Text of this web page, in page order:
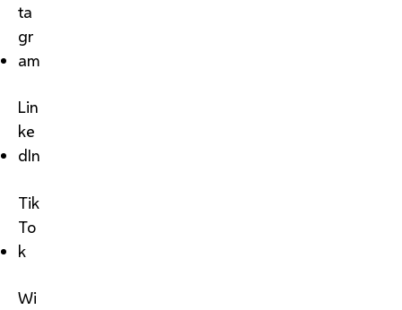
ta
gr
am
Lin
ke
dIn
Tik
To
k
Wi